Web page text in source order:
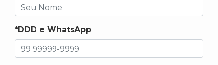
*DDD e WhatsApp